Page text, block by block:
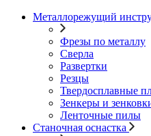
Металлорежущий
Фрезы по металлу
Сверла
Развертки
Резцы
Твердосплавные
Зенкеры и
Ленточные пилы
Станочная оснастка